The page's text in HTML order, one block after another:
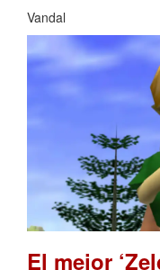
Vandal
El mejor